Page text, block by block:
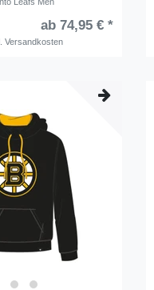
ab 74,95 € *
Versandkosten